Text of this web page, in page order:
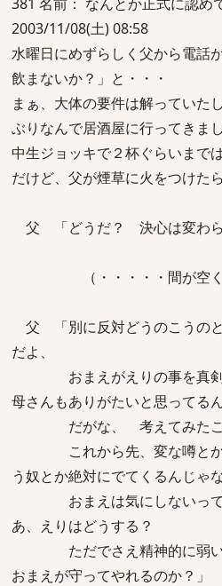
2003/11/08(土) 08:58
水曜日にめずらしく父から電話
飲まないか？」と・・・
まぁ、大体の要件は解っていた
ぶりなんで居酒屋に行ってきまし
中生ジョッキで２杯ぐらいまで
だけど、父が煙草に火をつけたら
父 「どうだ？ 決心は変わ
（・・・・・間が空く・
父 「別に反対どうのこうの
だよ、
おまえがえりの事を真剣
母さんもありがたいと思ってるん
だがな、 考えてみたこ
これから先、変な噂とか
う奴とか絶対にでてくるんじゃ
おまえは気にしないって
あ、えりはどうする？
ただでさえ精神的に弱い
おまえが守ってやれるのか？」